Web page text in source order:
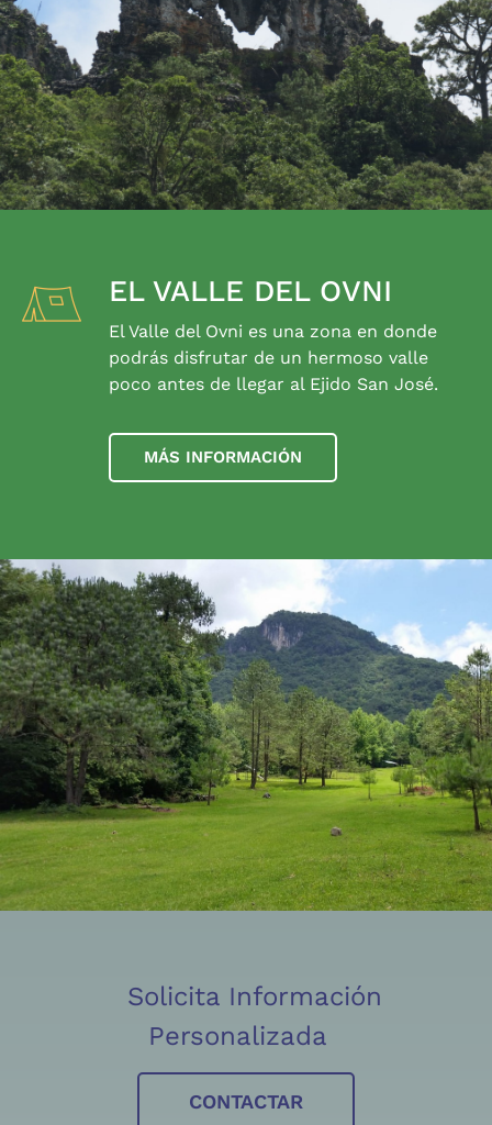
EL VALLE DEL OVNI
El Valle del Ovni es una zona en donde
podrás disfrutar de un hermoso valle
poco antes de llegar al Ejido San José.
MÁS INFORMACIÓN
Solicita Información
Personalizada
CONTACTAR